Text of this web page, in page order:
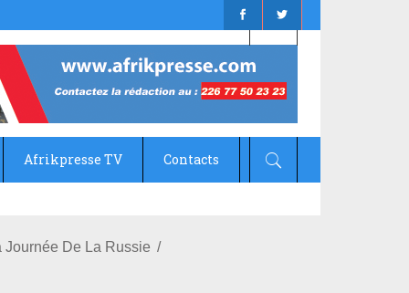
Afrikpresse TV Contacts
Journée De La Russie